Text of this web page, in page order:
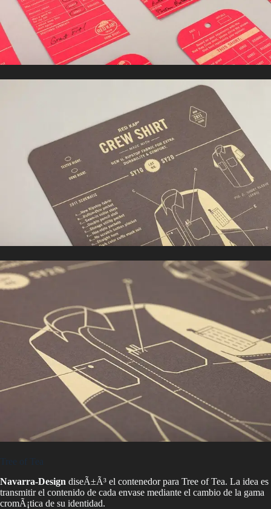
Tree of Tea
Navarra-Design diseÃ±Ã³ el contenedor para Tree of Tea. La idea es
transmitir el contenido de cada envase mediante el cambio de la gama
cromÃ¡tica de su identidad.